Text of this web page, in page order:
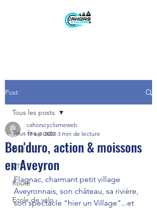
Post
Tous les posts
Trial
VTT
Route
Ecole de vélo
Tous les posts
Ben'duro, action & moissons
en Aveyron
cahorscyclismeweb
17 avr. 2023 3 min de lecture
Flagnac, charmant petit village
Aveyronnais, son château, sa rivière,
son spectacle "hier un Village"...et